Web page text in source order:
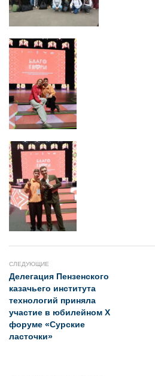
СЛЕДУЮЩИЕ
Делегация Пензенского
казачьего института
технологий приняла
участие в юбилейном X
форуме «Сурские
ласточки»